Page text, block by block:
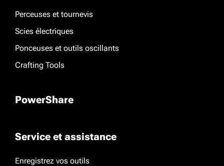
Perceuses et tournevis
Scies électriques
Ponceuses et outils oscillants
Crafting Tools
PowerShare
Service et assistance
Enregistrez vos outils